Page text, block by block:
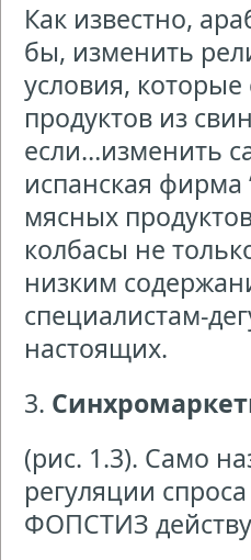
Как известно,
бы, изменить
условия,
продуктов из
если…изменить
испанская фирма
мясных
колбасы не
низким
специалистам-
настоящих.
3.
(рис. 1.3). Само
регуляции
ФОПСТИЗ